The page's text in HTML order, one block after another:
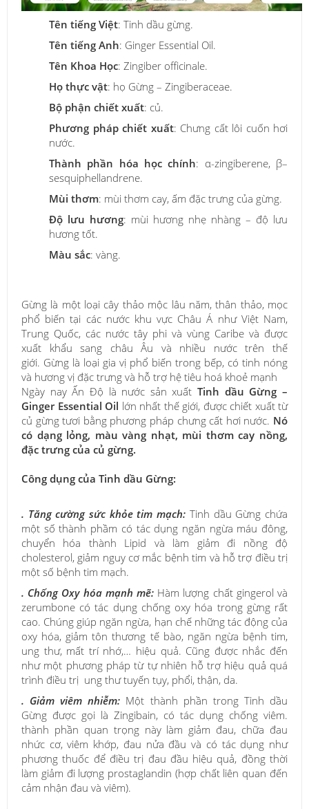
Tên tiếng Việt: Tinh dầu gừng.
Tên tiếng Anh: Ginger Essential Oil.
Tên Khoa Học: Zingiber officinale.
Họ thực vật: họ Gừng – Zingiberaceae.
Bộ phận chiết xuất: củ.
Phương pháp chiết xuất: Chưng cất lôi cuốn hơi
nước.
Thành phần hóa học chính: α-zingiberene, β–
sesquiphellandrene.
Mùi thơm: mùi thơm cay, ấm đặc trưng của gừng.
Độ lưu hương: mùi hương nhẹ nhàng – độ lưu
hương tốt.
Màu sắc: vàng.
Gừng là một loại cây thảo mộc lâu năm, thân thảo, mọc
phổ biến tại các nước khu vực Châu Á như Việt Nam,
Trung Quốc, các nước tây phi và vùng Caribe và được
xuất khẩu sang châu Âu và nhiều nước trên thế
giới. Gừng là loại gia vị phổ biến trong bếp, có tinh nóng
và hương vị đặc trưng và hỗ trợ hệ tiêu hoá khoẻ mạnh
Ngày nay Ấn Độ là nước sản xuấtTinh dầu Gừng –
Ginger Essential Oil lớn nhất thế giới, được chiết xuất từ
củ gừng tươi bằng phương pháp chưng cất hơi nước. Nó
có dạng lỏng, màu vàng nhạt, mùi thơm cay nồng,
đặc trưng của củ gừng.
Công dụng của Tinh dầu Gừng:
. Tăng cường sức khỏe tim mạch: Tinh dầu Gừng chứa
một số thành phầm có tác dụng ngăn ngừa máu đông,
chuyển hóa thành Lipid và làm giảm đi nồng độ
cholesterol, giảm nguy cơ mắc bệnh tim và hỗ trợ điều trị
một số bệnh tim mạch.
. Chống Oxy hóa mạnh mẽ: Hàm lượng chất gingerol và
zerumbone có tác dụng chống oxy hóa trong gừng rất
cao. Chúng giúp ngăn ngừa, hạn chế những tác động của
oxy hóa, giảm tôn thương tế bào, ngăn ngừa bệnh tim,
ung thư, mất trí nhớ,… hiệu quả. Cũng được nhắc đến
như một phương pháp từ tự nhiên hỗ trợ hiệu quả quá
trình điều trị ung thư tuyến tụy, phổi, thận, da.
. Giảm viêm nhiễm: Một thành phần trong Tinh dầu
Gừng được gọi là Zingibain, có tác dụng chống viêm.
thành phần quan trọng này làm giảm đau, chữa đau
nhức cơ, viêm khớp, đau nửa đầu và có tác dụng như
phương thuốc để điều trị đau đầu hiệu quả, đồng thời
làm giảm đi lượng prostaglandin (hợp chất liên quan đến
cảm nhận đau và viêm).